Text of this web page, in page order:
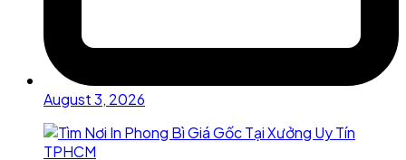
August 3, 2026